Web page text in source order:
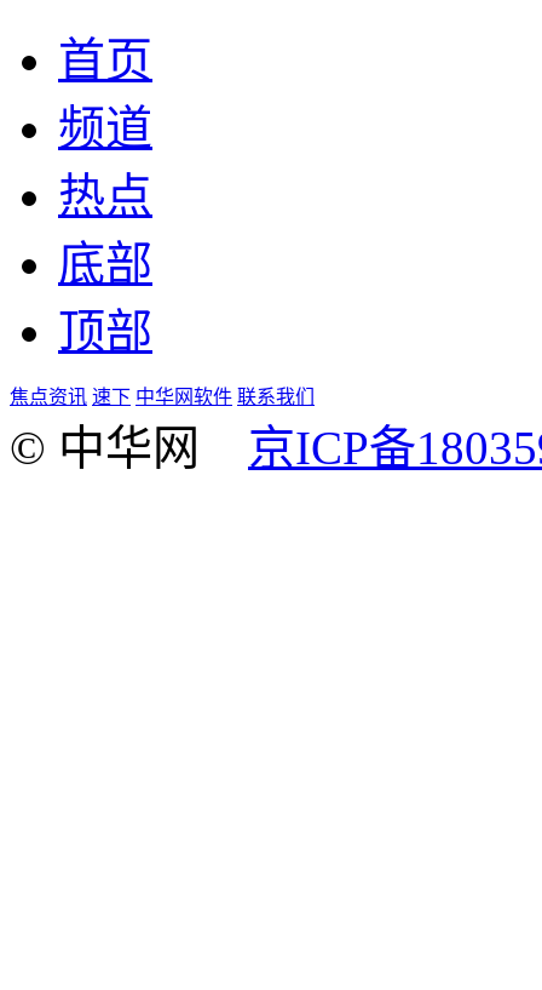
首页
频道
热点
底部
顶部
焦点资讯 速下 中华网软件 联系我们
© 中华网 京ICP备